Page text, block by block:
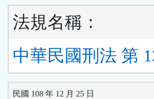
法規名稱：
中華民國刑法 第
民國 108 年 12 月 25 日